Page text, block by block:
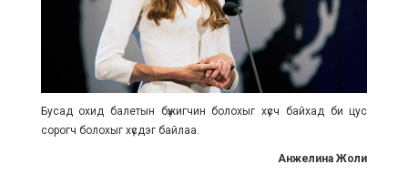
Бусад охид балетын бүжигчин болохыг хүсч байхад би цус
сорогч болохыг хүсдэг байлаа.
Анжелина Жоли